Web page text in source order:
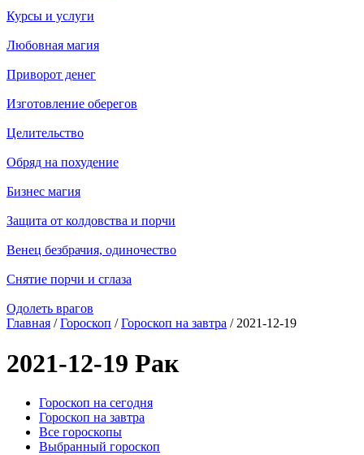
Курсы и услуги
Любовная магия
Приворот денег
Изготовление оберегов
Целительство
Обряд на похудение
Бизнес магия
Защита от колдовства и порчи
Венец безбрачия, одиночество
Снятие порчи и сглаза
Одолеть врагов
Главная /Гороскоп /Гороскоп на завтра / 2021-12-19
2021-12-19 Рак
Гороскоп на сегодня
Гороскоп на завтра
Все гороскопы
Выбранный гороскоп